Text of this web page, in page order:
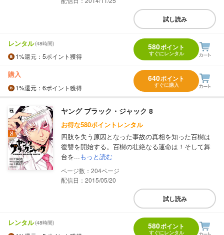
試し読み
レンタル(48時間)
1%還元 ：5ポイント獲得
580ポイント
すぐにレンタル
購入
1%還元 ：6ポイント獲得
640ポイント
すぐに購入
ヤング ブラック・ジャック 8
お得な580ポイントレンタル
四肢を失う原因となった事故の真相を知った百樹は
復讐を開始する。百樹の壮絶なる運命は！そして舞
台を...もっと読む
204
配信日：2015/05/20
試し読み
レンタル(48時間) 580ポイント
すぐにレンタル